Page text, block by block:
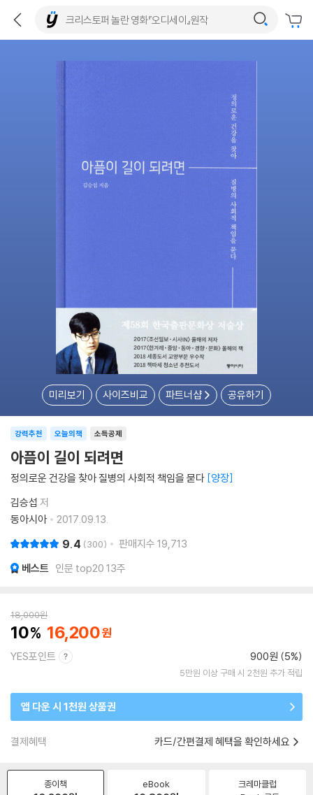
미리보기 사이즈비교 파트너샵 공유하기
소득공제
강력추천 오늘의책
아픔이 길이 되려면
정의로운 건강을 찾아 질병의 사회적 책임을 묻다 양장
김승섭 저
동아시아
2017.09.13.
9.4 300 판매지수 19,713
베스트 인문 top20 13주
18,000원
10 16,200
YES포인트 900원 (5%)
5만원 이상 구매 시 2천원 추가 적립
앱 다운 시 1천원 상품권
결제혜택 카드/간편결제 혜택을 확인하세요
종이책 eBook
크레마클럽